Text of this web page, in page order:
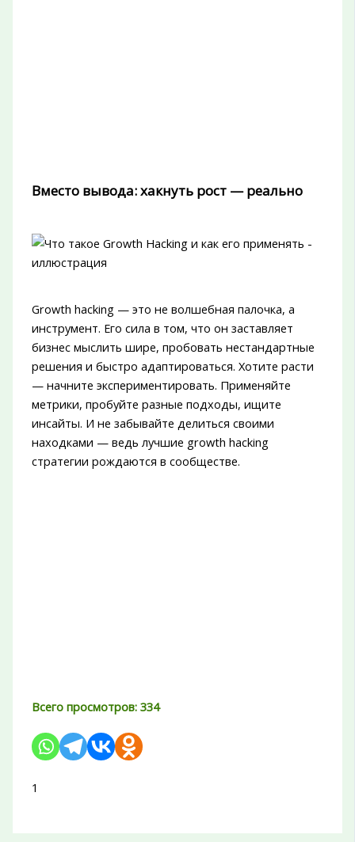
Вместо вывода: хакнуть рост — реально
Growth hacking — это не волшебная палочка, а
инструмент. Его сила в том, что он заставляет
бизнес мыслить шире, пробовать нестандартные
решения и быстро адаптироваться. Хотите расти
— начните экспериментировать. Применяйте
метрики, пробуйте разные подходы, ищите
инсайты. И не забывайте делиться своими
находками — ведь лучшие growth hacking
стратегии рождаются в сообществе.
Всего просмотров: 334
1